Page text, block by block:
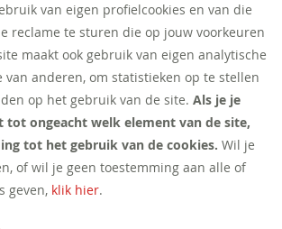
van eigen profielcookies en van die
reclame te sturen die op jouw voorkeuren
maakt ook gebruik van eigen analytische
van anderen, om statistieken op te stellen
op het gebruik van de site. Als je je
tot ongeacht welk element van de site,
tot het gebruik van de cookies. Wil je
of wil je geen toestemming aan alle of
geven, klik hier.